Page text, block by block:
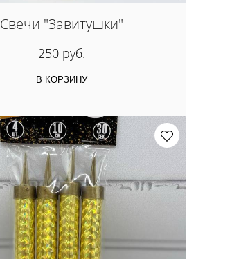
Свечи "Завитушки"
250 руб.
В КОРЗИНУ